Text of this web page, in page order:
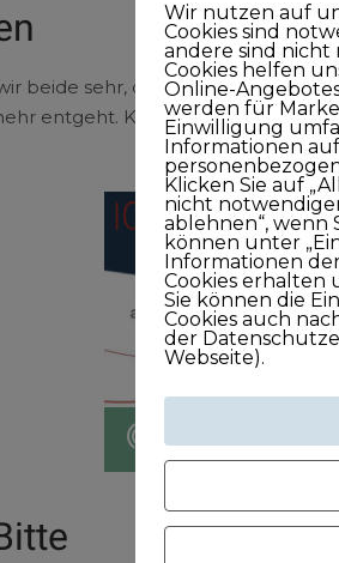
beide sehr, dann können Sie hier
entgeht. Klicken Sie einfach auf
Wir nutzen auf
Cookies sind
andere sind
Cookies helfen
Online-
werden für
Einwilligung
Informationen
Klicken Sie auf
nicht
ablehnen“, wenn
können unter
Informationen
Cookies erhalten
Sie können die
Cookies auch
der
Webseite).